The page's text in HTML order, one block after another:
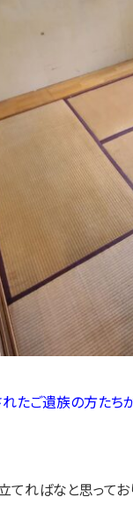
たご遺族の方たち
ればなと思ってお